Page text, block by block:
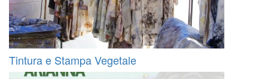
Tintura e Stampa Vegetale